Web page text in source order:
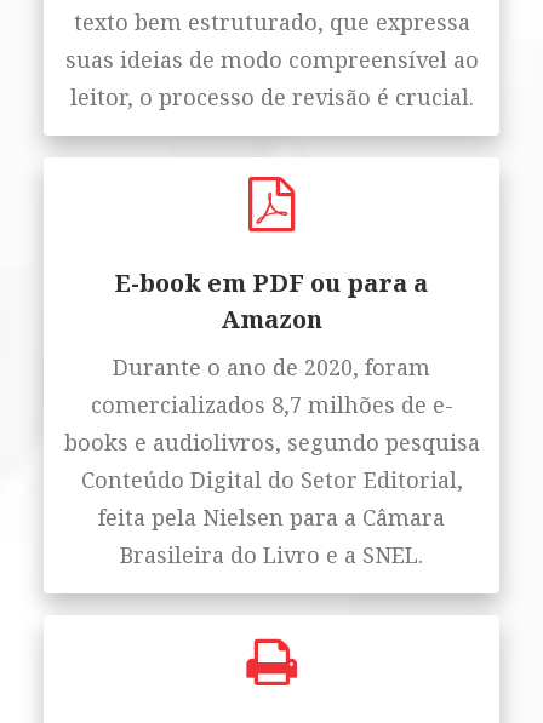
texto bem estruturado, que expressa
suas ideias de modo compreensível ao
leitor, o processo de revisão é crucial.
E-book em PDF ou para a
Amazon
Durante o ano de 2020, foram
comercializados 8,7 milhões de e-
books e audiolivros, segundo pesquisa
Conteúdo Digital do Setor Editorial,
feita pela Nielsen para a Câmara
Brasileira do Livro e a SNEL.